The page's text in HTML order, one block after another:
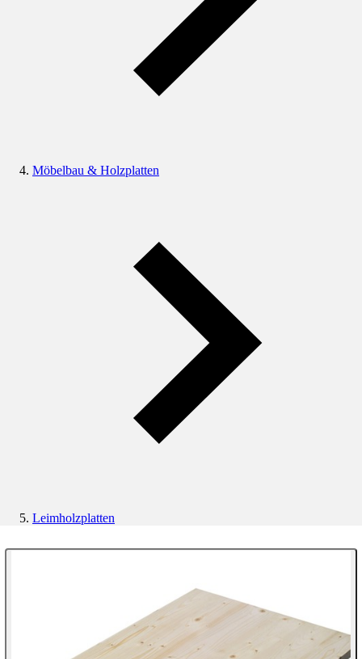
Möbelbau & Holzplatten
Leimholzplatten